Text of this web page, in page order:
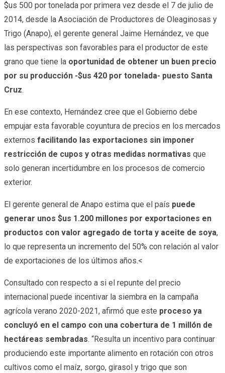
$us 500 por tonelada por primera vez desde el 7 de julio de
2014, desde la Asociación de Productores de Oleaginosas y
Trigo (Anapo), el gerente general Jaime Hernández, ve que
las perspectivas son favorables para el productor de este
grano que tiene la oportunidad de obtener un buen precio
por su producción -$us 420 por tonelada- puesto Santa
Cruz.​
En ese contexto, Hernández cree que el Gobierno debe
empujar esta favorable coyuntura de precios en los mercados
externos facilitando las exportaciones sin imponer
restricción de cupos y otras medidas normativas que
solo generan incertidumbre en los procesos de comercio
exterior.
El gerente general de Anapo estima que el país puede
generar unos $us 1.200 millones por exportaciones en
productos con valor agregado de torta y aceite de soya,
lo que representa un incremento del 50% con relación al valor
de exportaciones de los últimos años.<
Consultado con respecto a si el repunte del precio
internacional puede incentivar la siembra en la campaña
agrícola verano 2020-2021, afirmó que este proceso ya
concluyó en el campo con una cobertura de 1 millón de
hectáreas sembradas. “Resulta un incentivo para continuar
produciendo este importante alimento en rotación con otros
cultivos como el maíz, sorgo, girasol y trigo que son